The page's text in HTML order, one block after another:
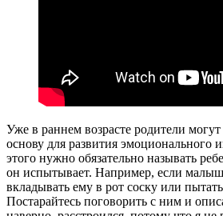
Уже в раннем возрасте родители
основу для развития эмоционального
этого нужно обязательно называть
он испытывает. Например, если
вкладывать ему в рот соску или
Постарайтесь поговорить с ним и